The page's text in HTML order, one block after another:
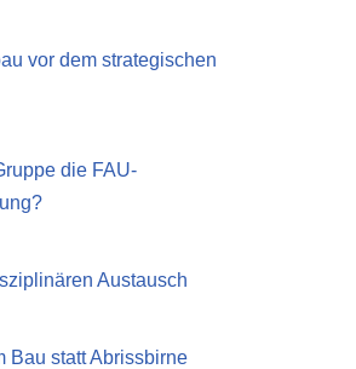
vor dem strategischen
die FAU-
Austausch
Bau statt Abrissbirne